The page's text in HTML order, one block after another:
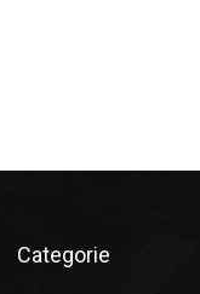
Categorie